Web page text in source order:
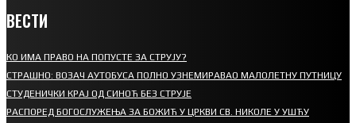
ВЕСТИ
КО ИМА ПРАВО НА ПОПУСТЕ ЗА СТРУЈУ?
СТРАШНО: ВОЗАЧ АУТОБУСА ПОЛНО УЗНЕМИРАВАО МАЛОЛЕТНУ ПУТНИЦУ
СТУДЕНИЧКИ КРАЈ ОД СИНОЋ БЕЗ СТРУЈЕ
РАСПОРЕД БОГОСЛУЖЕЊА ЗА БОЖИЋ У ЦРКВИ СВ. НИКОЛЕ У УШЋУ